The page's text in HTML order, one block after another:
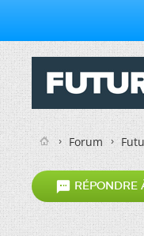
Forum
 RÉPONDRE